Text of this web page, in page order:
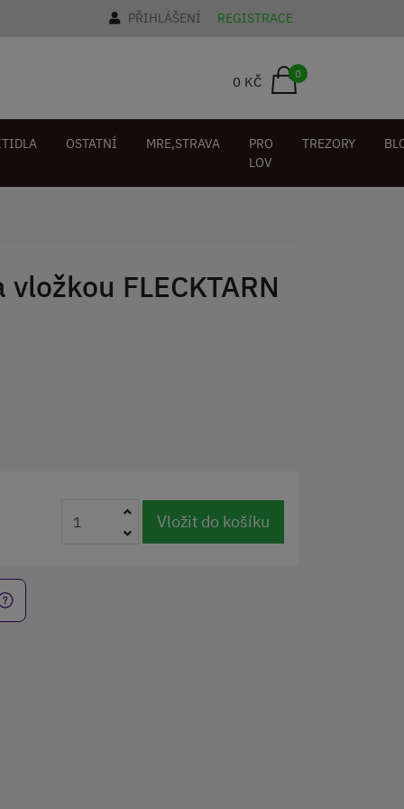
PŘIHLÁŠENÍ REGISTRACE
0 KČ 0
OSTATNÍ MRE,STRAVA
PRO
LOV
TREZORY
FLECKTARN
Vložit do košíku